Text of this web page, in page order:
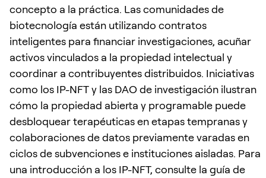
concepto a la práctica. Las comunidades de
biotecnología están utilizando contratos
inteligentes para financiar investigaciones, acuñar
activos vinculados a la propiedad intelectual y
coordinar a contribuyentes distribuidos. Iniciativas
como los IP-NFT y las DAO de investigación ilustran
cómo la propiedad abierta y programable puede
desbloquear terapéuticas en etapas tempranas y
colaboraciones de datos previamente varadas en
ciclos de subvenciones e instituciones aisladas. Para
una introducción a los IP-NFT, consulte la guía de